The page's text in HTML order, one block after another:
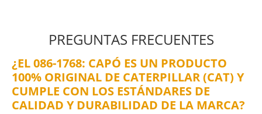
PREGUNTAS FRECUENTES
¿EL 086-1768: CAPÓ ES UN PRODUCTO
100% ORIGINAL DE CATERPILLAR (CAT) Y
CUMPLE CON LOS ESTÁNDARES DE
CALIDAD Y DURABILIDAD DE LA MARCA?